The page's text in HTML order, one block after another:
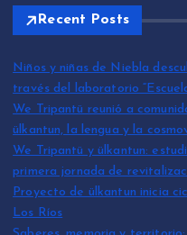
Recent Posts
Niños y niñas de Niebla
través del laboratorio
We Tripantü reunió a
ülkantun, la lengua y la
We Tripantü y ülkantun:
primera jornada de
Proyecto de ülkantun inicia
Los Ríos